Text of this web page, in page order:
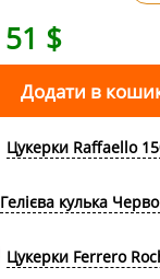
51 $
Цукерки Raffaello
Гелієва кулька
Цукерки Ferrero